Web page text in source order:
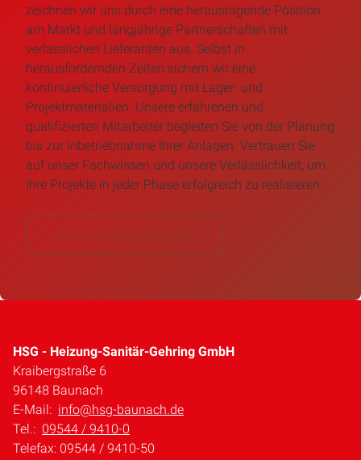
zeichnen wir uns durch eine herausragende Position
am Markt und langjährige Partnerschaften mit
verlässlichen Lieferanten aus. Selbst in
herausfordernden Zeiten sichern wir eine
kontinuierliche Versorgung mit Lager- und
Projektmaterialien. Unsere erfahrenen und
qualifizierten MItarbeiter begleiten Sie von der Planung
bis zur Inbetriebnahme Ihrer Anlagen. Vertrauen Sie
auf unser Fachwissen und unsere Verlässlichkeit, um
Ihre Projekte in jeder Phase erfolgreich zu realisieren.
Jetzt Kontakt aufnehmen
HSG - Heizung-Sanitär-Gehring GmbH
Kraibergstraße 6
96148 Baunach
E-Mail: info@hsg-baunach.de
Tel.: 09544 / 9410-0
Telefax: 09544 / 9410-50